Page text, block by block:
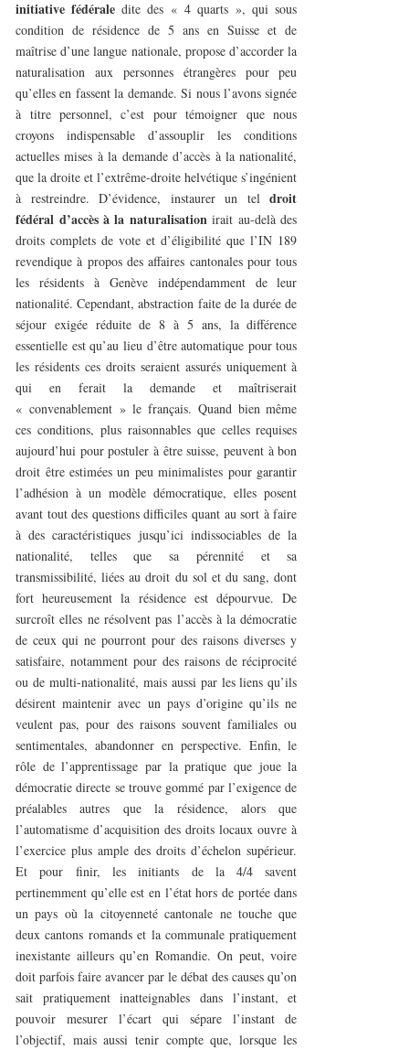
initiative fédérale dite des « 4 quarts », qui sous
condition de résidence de 5 ans en Suisse et de
maîtrise d’une langue nationale, propose d’accorder la
naturalisation aux personnes étrangères pour peu
qu’elles en fassent la demande. Si nous l’avons signée
à titre personnel, c’est pour témoigner que nous
croyons indispensable d’assouplir les conditions
actuelles mises à la demande d’accès à la nationalité,
que la droite et l’extrême-droite helvétique s’ingénient
à restreindre. D’évidence, instaurer un teldroit
fédéral d’accès à la naturalisationirait au-delà des
droits complets de vote et d’éligibilité que l’IN 189
revendique à propos des affaires cantonales pour tous
les résidents à Genève indépendamment de leur
nationalité. Cependant, abstraction faite de la durée de
séjour exigée réduite de 8 à 5 ans, la différence
essentielle est qu’au lieu d’être automatique pour tous
les résidents ces droits seraient assurés uniquement à
qui en ferait la demande et maîtriserait
« convenablement » le français. Quand bien même
ces conditions, plus raisonnables que celles requises
aujourd’hui pour postuler à être suisse, peuvent à bon
droit être estimées un peu minimalistes pour garantir
l’adhésion à un modèle démocratique, elles posent
avant tout des questions difficiles quant au sort à faire
à des caractéristiques jusqu’ici indissociables de la
nationalité, telles que sa pérennité et sa
transmissibilité, liées au droit du sol et du sang, dont
fort heureusement la résidence est dépourvue. De
surcroît elles ne résolvent pas l’accès à la démocratie
de ceux qui ne pourront pour des raisons diverses y
satisfaire, notamment pour des raisons de réciprocité
ou de multi-nationalité, mais aussi par les liens qu’ils
désirent maintenir avec un pays d’origine qu’ils ne
veulent pas, pour des raisons souvent familiales ou
sentimentales, abandonner en perspective. Enfin, le
rôle de l’apprentissage par la pratique que joue la
démocratie directe se trouve gommé par l’exigence de
préalables autres que la résidence, alors que
l’automatisme d’acquisition des droits locaux ouvre à
l’exercice plus ample des droits d’échelon supérieur.
Et pour finir, les initiants de la 4/4 savent
pertinemment qu’elle est en l’état hors de portée dans
un pays où la citoyenneté cantonale ne touche que
deux cantons romands et la communale pratiquement
inexistante ailleurs qu’en Romandie. On peut, voire
doit parfois faire avancer par le débat des causes qu’on
sait pratiquement inatteignables dans l’instant, et
pouvoir mesurer l’écart qui sépare l’instant de
l’objectif, mais aussi tenir compte que, lorsque les